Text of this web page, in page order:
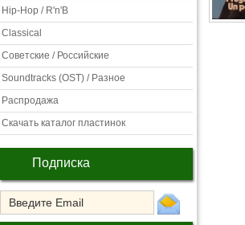
Hip-Hop / R'n'B
Classical
Советские / Российские
Soundtracks (OST) / Разное
Распродажа
Скачать каталог пластинок
Подписка